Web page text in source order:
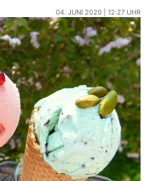
04. JUNI 2020 | 12:27 UHR